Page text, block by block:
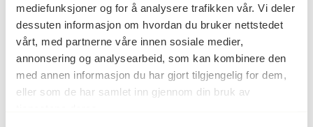
mediefunksjoner og for å analysere trafikken vår. Vi deler
dessuten informasjon om hvordan du bruker nettstedet
vårt, med partnerne våre innen sosiale medier,
annonsering og analysearbeid, som kan kombinere den
med annen informasjon du har gjort tilgjengelig for dem,
eller som de har samlet inn gjennom din bruk av
Kategori Collage
Teknikk og
materiale
Ull, bast, silke